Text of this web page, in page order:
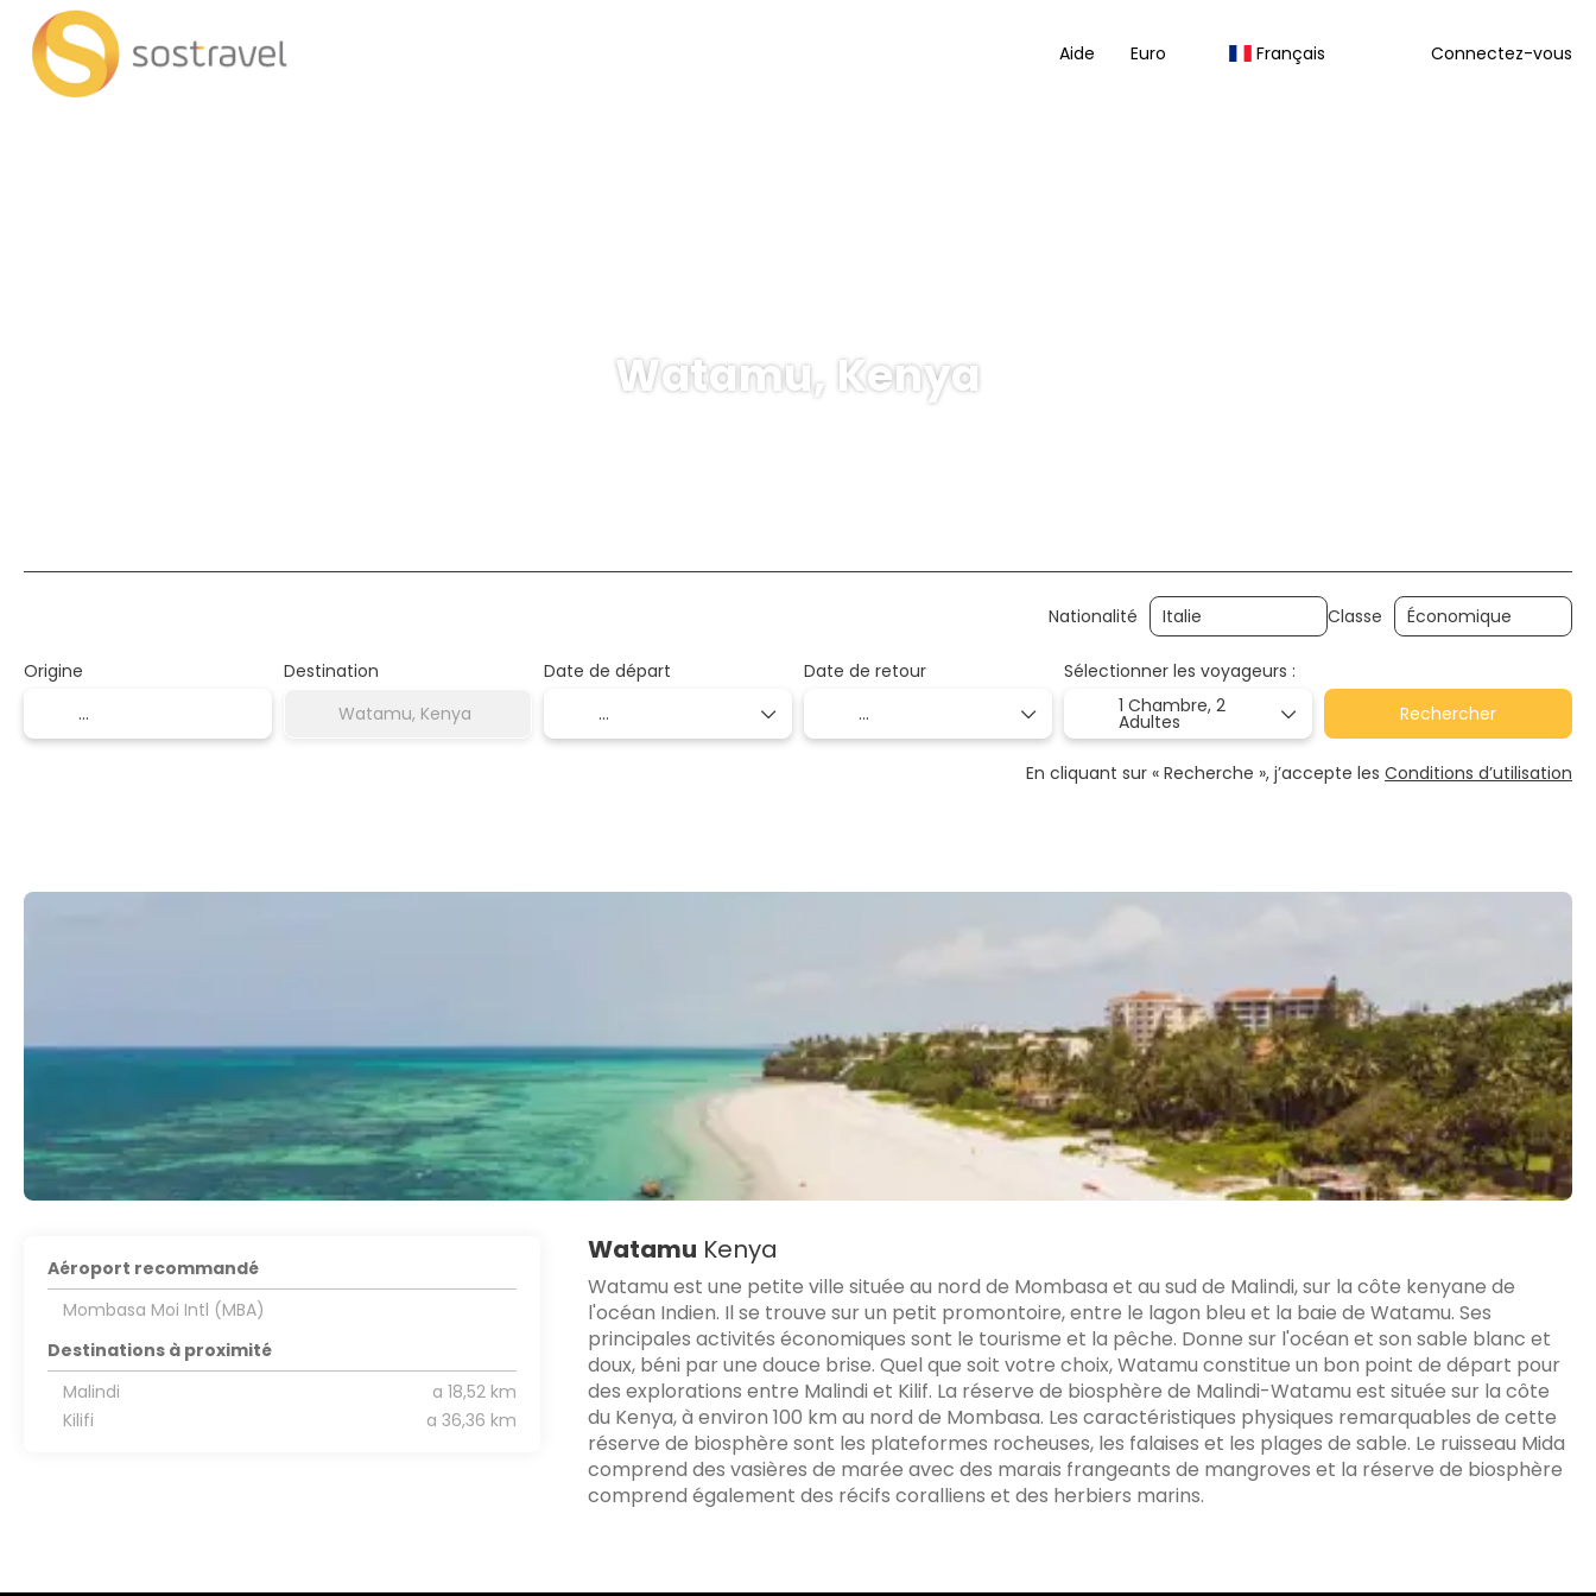
Aide Euro Français Connectez-vous
Watamu, Kenya
Nationalité Classe
Origine Destination Date de départ Date de retour
Sélectionner les voyageurs :
1 Chambre, 2
Adultes Rechercher
En cliquant sur « Recherche », j’accepte les Conditions d’utilisation
Watamu Kenya
Watamu est une petite ville située au nord de Mombasa et au sud de Malindi, sur la côte kenyane de
l'océan Indien. Il se trouve sur un petit promontoire, entre le lagon bleu et la baie de Watamu. Ses
principales activités économiques sont le tourisme et la pêche. Donne sur l'océan et son sable blanc et
doux, béni par une douce brise. Quel que soit votre choix, Watamu constitue un bon point de départ pour
des explorations entre Malindi et Kilif. La réserve de biosphère de Malindi-Watamu est située sur la côte
du Kenya, à environ 100 km au nord de Mombasa. Les caractéristiques physiques remarquables de cette
réserve de biosphère sont les plateformes rocheuses, les falaises et les plages de sable. Le ruisseau Mida
comprend des vasières de marée avec des marais frangeants de mangroves et la réserve de biosphère
comprend également des récifs coralliens et des herbiers marins.
Aéroport recommandé
Mombasa Moi Intl (MBA)
Destinations à proximité
Malindi
a 18,52 km
Kilifi
a 36,36 km